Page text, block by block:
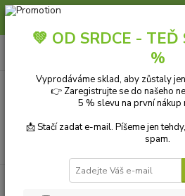
Slunce, koupání a horko dávají vlasům
CZK
PŘÍRODNÍ KOSMETIKA Tělová
💚 OD SRDCE - TEĎ
%
Vyprodáváme sklad, aby zůstaly
👉 Zaregistrujte se do našeho
5 % slevu na první nákup
📩 Stačí zadat e-mail. Píšeme jen
spam.